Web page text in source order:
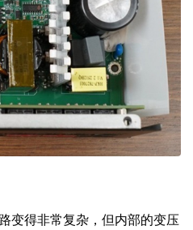
变得非常复杂，但内部的变压